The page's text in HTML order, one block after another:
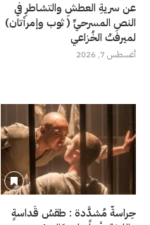
عن سريةِ العطشِ والتشاطرِ في
النصِ المسرحيِّ ( ثوب وإمرأتان)
لميرفتْ الخُزاعي
أغسطس 7, 2026
حِراسةٌ مُشدَّدة : طقسُ قَداسةٍ